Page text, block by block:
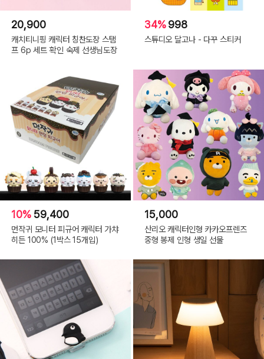
20,900
캐치티니핑 캐릭터 칭찬도장 스탬
프 6p 세트 확인 숙제 선생님도장
34%998
스튜디오 달고나 - 다꾸 스티커
10% 59,400
먼작귀 모니터 피규어 캐릭터 가챠
히든 100% (1박스 15개입)
15,000
산리오 캐릭터인형 카카오프렌즈
중형 봉제 인형 생일 선물